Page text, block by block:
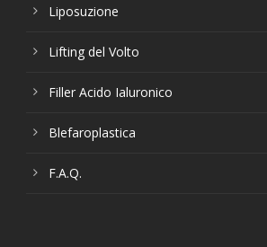
Liposuzione
Lifting del Volto
Filler Acido Ialuronico
Blefaroplastica
F.A.Q.